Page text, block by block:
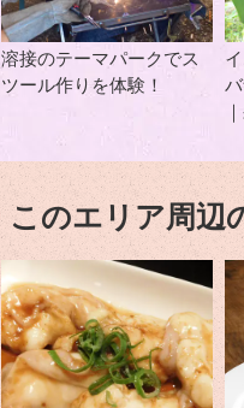
溶接のテーマパークでス
ツール作りを体験！
このエリア周辺